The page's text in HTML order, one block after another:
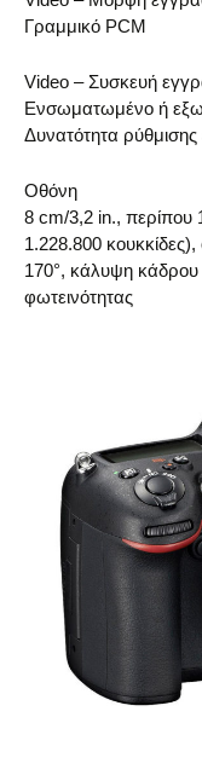
Γραμμικό PCM
Video – Συσκευή
Ενσωματωμένο ή
Δυνατότητα ρύθμισης
Οθόνη
8 cm/3,2 in., περίπου
1.228.800
170°, κάλυψη κάδρου
φωτεινότητας